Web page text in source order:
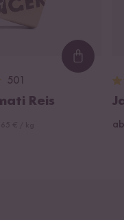
501
Reis